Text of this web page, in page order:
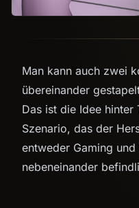
Man kann auch zwei
übereinander
Das ist die Idee hinter
Szenario, das der
entweder Gaming
nebeneinander